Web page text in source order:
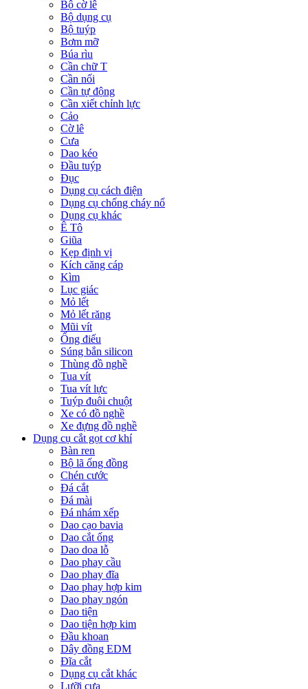
Bộ cờ lê
Bộ dụng cụ
Bộ tuýp
Bơm mỡ
Búa rìu
Cần chữ T
Cần nối
Cần tự động
Cần xiết chỉnh lực
Cảo
Cờ lê
Cưa
Dao kéo
Đầu tuýp
Đục
Dụng cụ cách điện
Dụng cụ chống cháy nổ
Dụng cụ khác
Ê Tô
Giũa
Kẹp định vị
Kích căng cáp
Kìm
Lục giác
Mỏ lết
Mỏ lết răng
Mũi vít
Ống điếu
Súng bắn silicon
Thùng đồ nghề
Tua vít
Tua vít lực
Tuýp đuôi chuột
Xe có đồ nghề
Xe đựng đồ nghề
Dụng cụ cắt gọt cơ khí
Bàn ren
Bộ lã ống đồng
Chén cước
Đá cắt
Đá mài
Đá nhám xếp
Dao cạo bavia
Dao cắt ống
Dao doa lỗ
Dao phay cầu
Dao phay đĩa
Dao phay hợp kim
Dao phay ngón
Dao tiện
Dao tiện hợp kim
Đầu khoan
Dây đồng EDM
Đĩa cắt
Dụng cụ cắt khác
Lưỡi cưa